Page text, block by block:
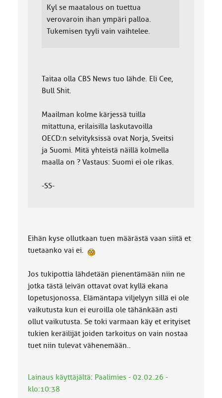
Kyl se maatalous on tuettua
verovaroin ihan ympäri palloa.
Tukemisen tyyli vain vaihtelee.
Taitaa olla CBS News tuo lähde. Eli Cee,
Bull Shit.
Maailman kolme kärjessä tuilla
mitattuna, erilaisilla laskutavoilla
OECD:n selvityksissä ovat Norja, Sveitsi
ja Suomi. Mitä yhteistä näillä kolmella
maalla on ? Vastaus: Suomi ei ole rikas.
-SS-
Eihän kyse ollutkaan tuen määrästä vaan siitä et
tuetaanko vai ei.
Jos tukipottia lähdetään pienentämään niin ne
jotka tästä leivän ottavat ovat kyllä ekana
lopetusjonossa. Elämäntapa viljelyyn sillä ei ole
vaikutusta kun ei euroilla ole tähänkään asti
ollut vaikutusta. Se toki varmaan käy et erityiset
tukien keräilijät joiden tarkoitus on vain nostaa
tuet niin tulevat vähenemään..
Lainaus käyttäjältä: Paalimies - 02.02.26 -
klo:10:38